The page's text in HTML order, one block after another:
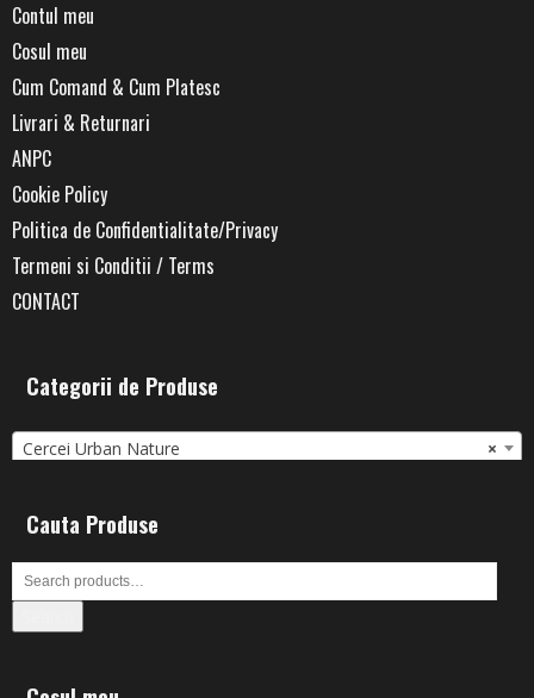
Contul meu
Cosul meu
Cum Comand & Cum Platesc
Livrari & Returnari
ANPC
Cookie Policy
Politica de Confidentialitate/Privacy
Termeni si Conditii / Terms
CONTACT
Categorii de Produse
×
Cercei Urban Nature
Cauta Produse